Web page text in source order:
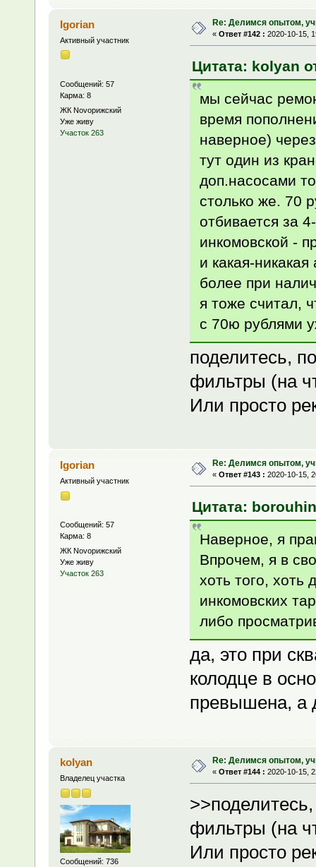
Igorian
Активный участник
Сообщений: 57
Карма: 8
ЖК Novoрижский
Уже живу
Участок 263
Re: Делимся опытом,
« Ответ #142 : 2020-10-15,
Цитата: kolyan
мы сейчас
время
наверное)
тут один из
доп.насосами
столько же. 70
отбивается за
инкомовской -
и какая-
более при
я тоже считал,
с 70ю рублями
поделитесь,
фильтры (на
Или просто
Igorian
Активный участник
Сообщений: 57
Карма: 8
ЖК Novoрижский
Уже живу
Участок 263
Re: Делимся опытом,
« Ответ #143 : 2020-10-15,
Цитата:
Наверное, я
Впрочем, я в
хоть того, хоть
инкомовских
либо
да, это при
колодце в
превышена, а
kolyan
Владелец участка
Сообщений: 736
Re: Делимся опытом,
« Ответ #144 : 2020-10-15,
фильтры (на
Или просто